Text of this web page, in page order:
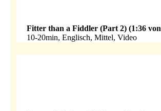
Fitter than a Fiddler (Part 2) (1:36
10-20min, Englisch, Mittel, Video